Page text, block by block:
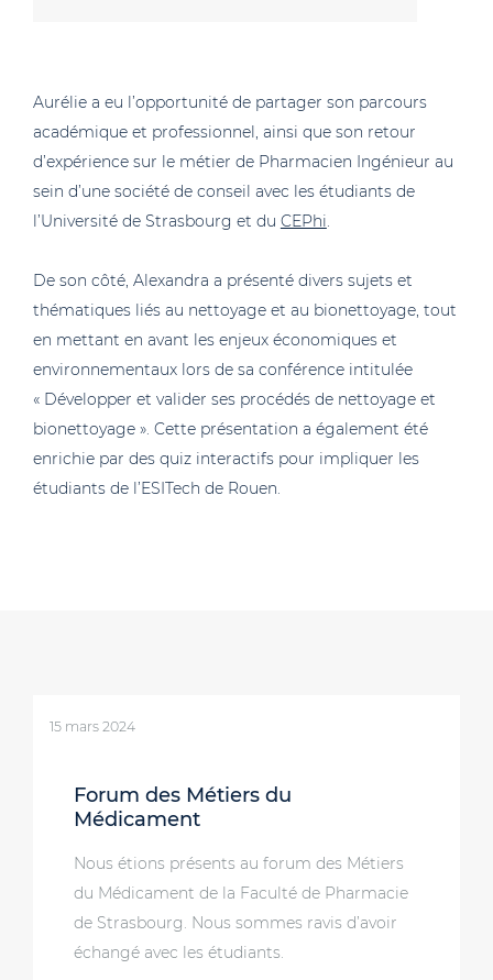
Aurélie a eu l’opportunité de partager son parcours
académique et professionnel, ainsi que son retour
d’expérience sur le métier de Pharmacien Ingénieur au
sein d’une société de conseil avec les étudiants de
l’Université de Strasbourg et du CEPhi.
De son côté, Alexandra a présenté divers sujets et
thématiques liés au nettoyage et au bionettoyage, tout
en mettant en avant les enjeux économiques et
environnementaux lors de sa conférence intitulée
« Développer et valider ses procédés de nettoyage et
bionettoyage ». Cette présentation a également été
enrichie par des quiz interactifs pour impliquer les
étudiants de l’ESITech de Rouen.
15 mars 2024
Forum des Métiers du
Médicament
Nous étions présents au forum des Métiers
du Médicament de la Faculté de Pharmacie
de Strasbourg. Nous sommes ravis d’avoir
échangé avec les étudiants.